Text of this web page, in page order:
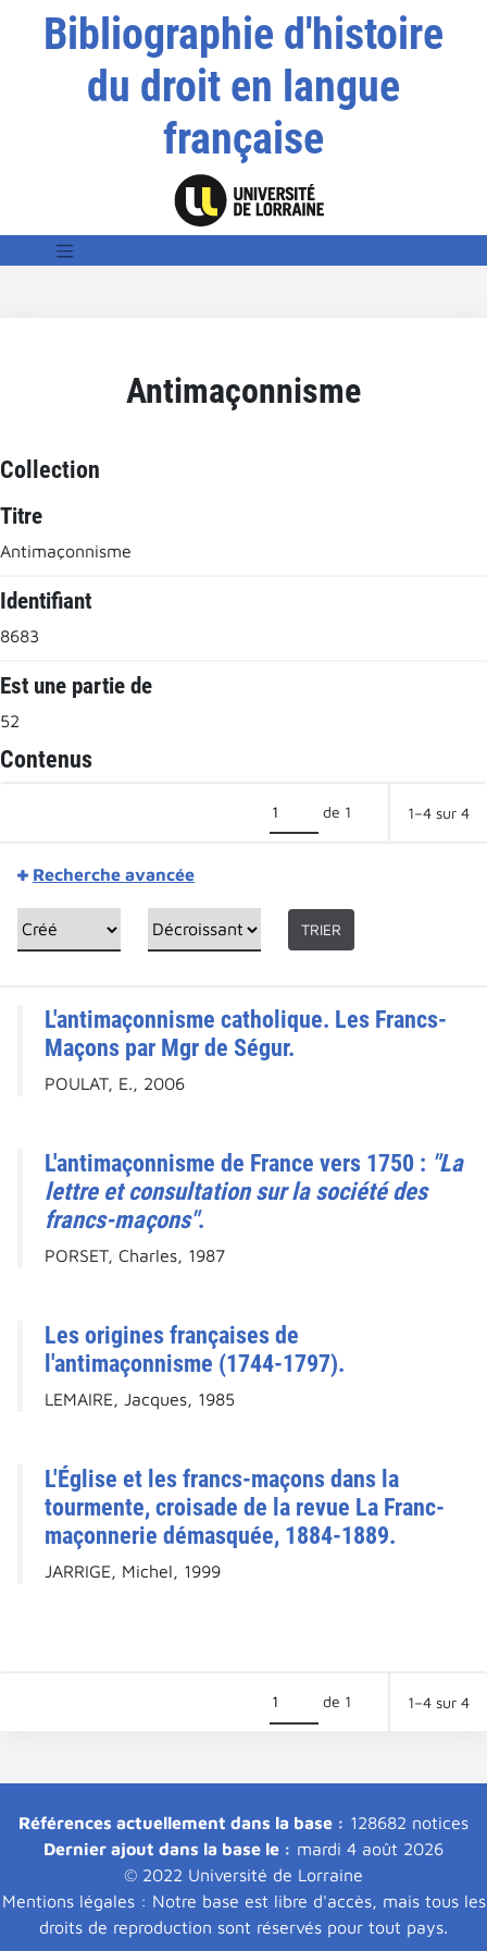
Bibliographie d'histoire
du droit en langue
française
Antimaçonnisme
Collection
Titre
Antimaçonnisme
Identifiant
8683
Est une partie de
52
Contenus
de 1 1–4 sur 4
Recherche avancée
TRIER
L'antimaçonnisme catholique. Les Francs-
Maçons par Mgr de Ségur.
POULAT, E., 2006
L'antimaçonnisme de France vers 1750 : "La
lettre et consultation sur la société des
francs-maçons".
PORSET, Charles, 1987
Les origines françaises de
l'antimaçonnisme (1744-1797).
LEMAIRE, Jacques, 1985
L'Église et les francs-maçons dans la
tourmente, croisade de la revue La Franc-
maçonnerie démasquée, 1884-1889.
JARRIGE, Michel, 1999
de 1 1–4 sur 4
Références actuellement dans la base : 128682 notices
Dernier ajout dans la base le : mardi 4 août 2026
© 2022 Université de Lorraine
Mentions légales : Notre base est libre d'accès, mais tous les
droits de reproduction sont réservés pour tout pays.